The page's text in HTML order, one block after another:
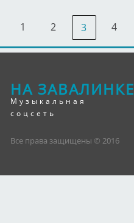
1 2 3 4
НА ЗАВАЛИНКЕ
Музыкальная
соцсеть
Все права защищены © 2016